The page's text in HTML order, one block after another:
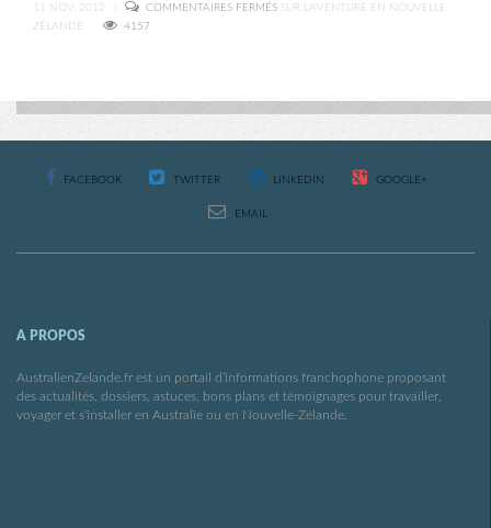
11 NOV, 2012 COMMENTAIRES FERMÉS SUR L’AVENTURE EN NOUVELLE
ZÉLANDE
4157
FACEBOOK TWITTER LINKEDIN GOOGLE+
EMAIL
A PROPOS
AustralienZelande.fr est un portail d’informations franchophone proposant
des actualités, dossiers, astuces, bons plans et témoignages pour travailler,
voyager et s'installer en Australie ou en Nouvelle-Zélande.